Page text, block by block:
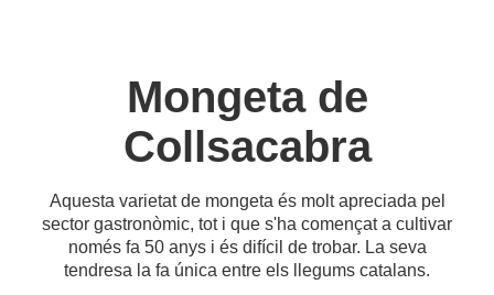
Mongeta de
Collsacabra
Aquesta varietat de mongeta és molt apreciada pel
sector gastronòmic, tot i que s'ha començat a cultivar
només fa 50 anys i és difícil de trobar. La seva
tendresa la fa única entre els llegums catalans.